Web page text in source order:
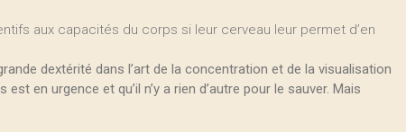
aux capacités du corps si leur cerveau leur permet d’en
dextérité dans l’art de la concentration et de la visualisation
en urgence et qu’il n’y a rien d’autre pour le sauver. Mais